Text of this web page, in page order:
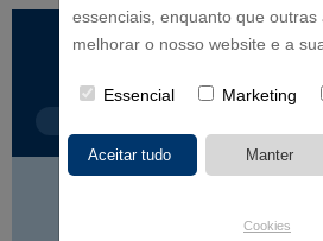
essenciais, enquanto que outras
melhorar o nosso website e a
Essencial Marketing
Cookies
LINHAS DE NEGÓCIO